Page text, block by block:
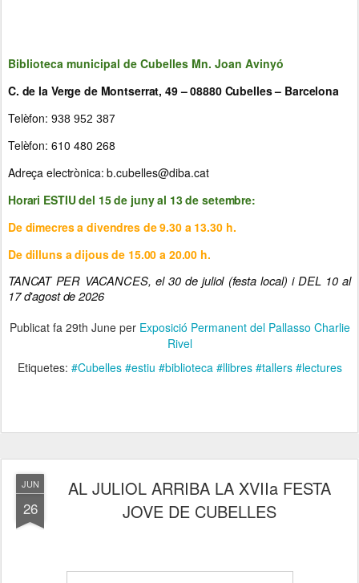
Biblioteca municipal de Cubelles Mn. Joan Avinyó
C. de la Verge de Montserrat, 49 – 08880 Cubelles – Barcelona
Telèfon: 938 952 387
Telèfon: 610 480 268
Adreça electrònica:b.cubelles@diba.cat
Horari ESTIU del 15 de juny al 13 de setembre:
De dimecres a divendres de 9.30 a 13.30 h.
De dilluns a dijous de 15.00 a 20.00 h.
TANCAT PER VACANCES, el 30 de juliol (festa local) i DEL 10 al
17 d'agost de 2026
Publicat fa 29th Juneper Exposició Permanent del Pallasso Charlie
Rivel
Etiquetes: #Cubelles #estiu #biblioteca #llibres #tallers #lectures
JUN
26
AL JULIOL ARRIBA LA XVIIa FESTA
JOVE DE CUBELLES